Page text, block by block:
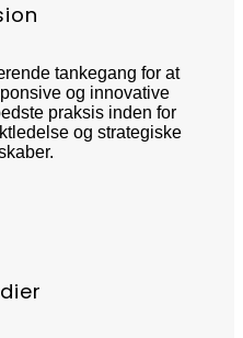
tankegang for at
og innovative
praksis inden for
og strategiske